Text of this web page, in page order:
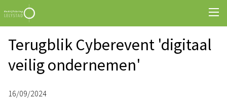
Terugblik Cyberevent 'digitaal
veilig ondernemen'
16/09/2024